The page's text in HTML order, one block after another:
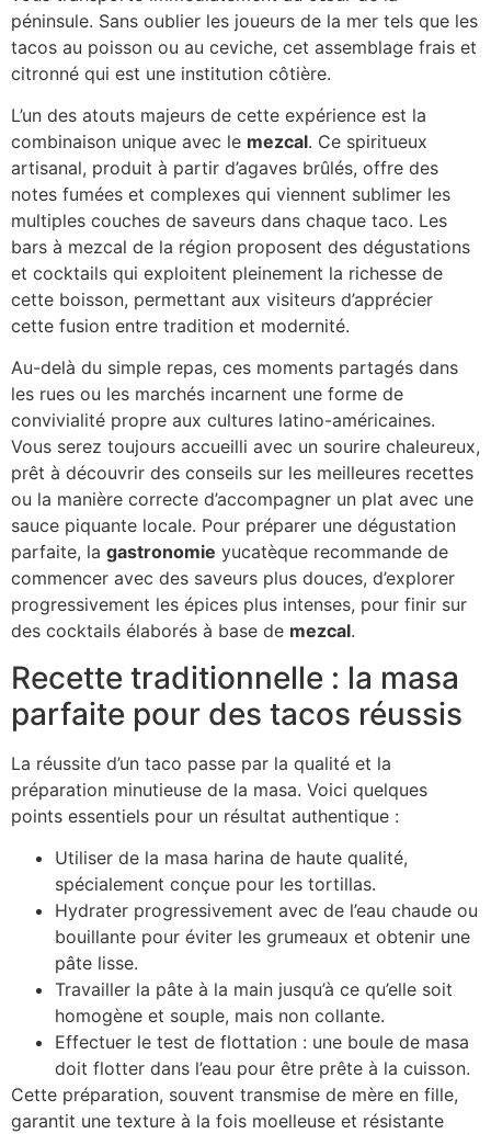
péninsule. Sans oublier les joueurs de la mer tels que les
tacos au poisson ou au ceviche, cet assemblage frais et
citronné qui est une institution côtière.
L’un des atouts majeurs de cette expérience est la
combinaison unique avec le mezcal. Ce spiritueux
artisanal, produit à partir d’agaves brûlés, offre des
notes fumées et complexes qui viennent sublimer les
multiples couches de saveurs dans chaque taco. Les
bars à mezcal de la région proposent des dégustations
et cocktails qui exploitent pleinement la richesse de
cette boisson, permettant aux visiteurs d’apprécier
cette fusion entre tradition et modernité.
Au-delà du simple repas, ces moments partagés dans
les rues ou les marchés incarnent une forme de
convivialité propre aux cultures latino-américaines.
Vous serez toujours accueilli avec un sourire chaleureux,
prêt à découvrir des conseils sur les meilleures recettes
ou la manière correcte d’accompagner un plat avec une
sauce piquante locale. Pour préparer une dégustation
parfaite, la gastronomie yucatèque recommande de
commencer avec des saveurs plus douces, d’explorer
progressivement les épices plus intenses, pour finir sur
des cocktails élaborés à base de mezcal.
Recette traditionnelle : la masa
parfaite pour des tacos réussis
La réussite d’un taco passe par la qualité et la
préparation minutieuse de la masa. Voici quelques
points essentiels pour un résultat authentique :
Utiliser de la masa harina de haute qualité,
spécialement conçue pour les tortillas.
Hydrater progressivement avec de l’eau chaude ou
bouillante pour éviter les grumeaux et obtenir une
pâte lisse.
Travailler la pâte à la main jusqu’à ce qu’elle soit
homogène et souple, mais non collante.
Effectuer le test de flottation : une boule de masa
doit flotter dans l’eau pour être prête à la cuisson.
Cette préparation, souvent transmise de mère en fille,
garantit une texture à la fois moelleuse et résistante